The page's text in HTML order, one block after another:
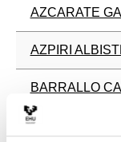
AZCARATE
AZPIRI
BARRALLO
DE LA